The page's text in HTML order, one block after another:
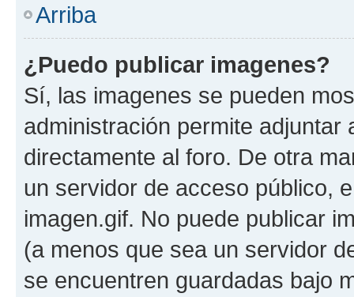
Arriba
¿Puedo publicar imagenes?
Sí, las imagenes se pueden
administración permite
directamente al foro. De otra
un servidor de acceso público,
imagen.gif. No puede publicar
(a menos que sea un servidor
se encuentren guardadas bajo